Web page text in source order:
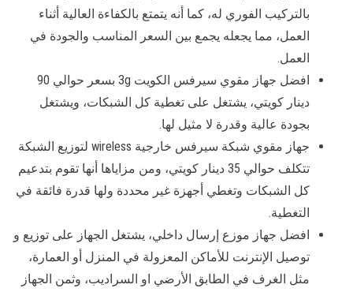
بالتركيب الفوري له، كما أنه يتمتع بالكفاءة العالية أثناء
العمل، مما يجعله يجمع بين السعر المناسب والجودة في
العمل.
افضل جهاز مقوي سيرفس الكويت 3g بسعر حوالي 90
دينار كويتي، يشتغل على تغطية كل الشبكات، ويشتغل
بجودة عالية وقدرة لا مثيل لها.
جهاز مقوي شبكة سيرفس خارجية wireless لتوزيع الشبكة
تتكلف حوالي 35 دينار كويتي، ومن مزاياها أنها تقوم بتدعيم
كل الشبكات وتغطي أجهزة غير محددة ولها قدرة فائقة في
التغطية.
افضل جهاز موزع إرسال داخلي، يشتغل الجهاز على توزيع و
توصيل الإنترنت للأماكن المعزولة في المنزل أو العمارة،
مثل الغرف في الطابق الأرضي او السراديب، وثمن الجهاز